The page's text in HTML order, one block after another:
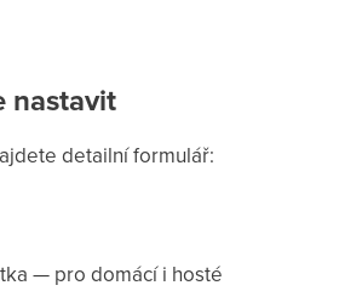
nastavit
detailní formulář:
— pro domácí i hosté